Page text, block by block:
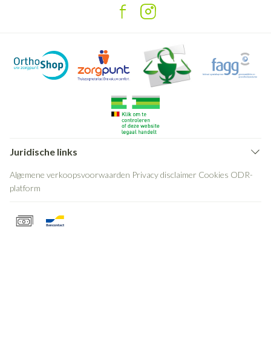
Juridische links
Algemene verkoopsvoorwaarden Privacy disclaimer Cookies ODR-
platform